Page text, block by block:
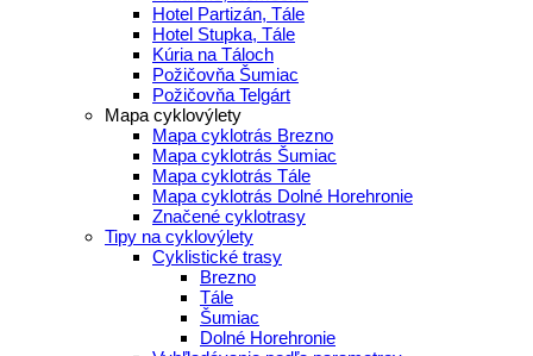
Hotel Partizán, Tále
Hotel Stupka, Tále
Kúria na Táloch
Požičovňa Šumiac
Požičovňa Telgárt
Mapa cyklovýlety
Mapa cyklotrás Brezno
Mapa cyklotrás Šumiac
Mapa cyklotrás Tále
Mapa cyklotrás Dolné Horehronie
Značené cyklotrasy
Tipy na cyklovýlety
Cyklistické trasy
Brezno
Tále
Šumiac
Dolné Horehronie